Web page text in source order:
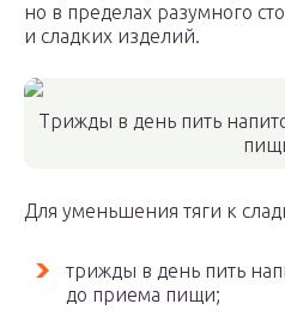
но в пределах разумного
и сладких изделий.
Трижды в день пить
Для уменьшения тяги к
трижды в день пить
до приема пищи;